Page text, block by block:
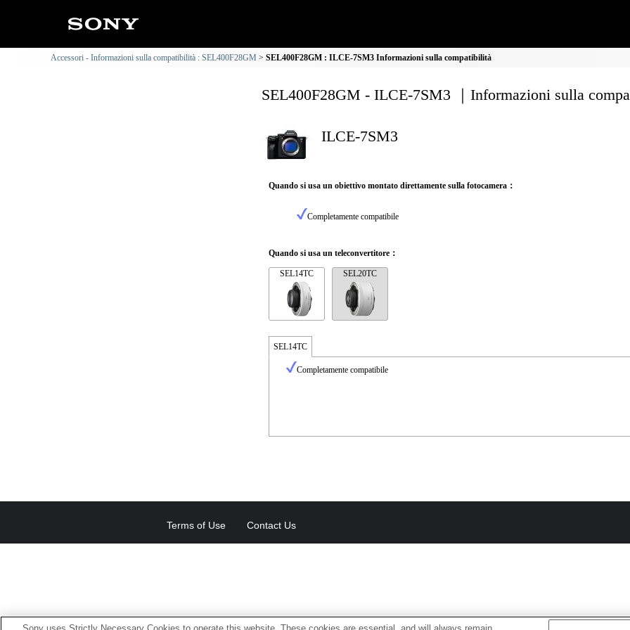
Accessori - Informazioni sulla compatibilità : SEL400F28GM SEL400F28GM : ILCE-7SM3 Informazioni sulla compatibilità
SEL400F28GM - ILCE-7SM3 ｜Informazioni sulla
ILCE-7SM3
Quando si usa un obiettivo montato direttamente sulla fotocamera：
Completamente compatibile
Quando si usa un teleconvertitore：
SEL14TC SEL20TC
SEL14TC
Completamente compatibile
Terms of Use Contact Us